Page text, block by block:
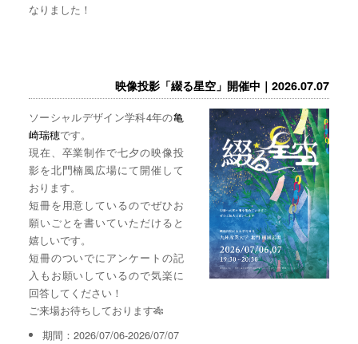
なりました！
映像投影「綴る星空」開催中｜2026.07.07
ソーシャルデザイン学科4年の亀
崎瑞穂です。
現在、卒業制作で七夕の映像投
影を北門楠風広場にて開催して
おります。
短冊を用意しているのでぜひお
願いごとを書いていただけると
嬉しいです。
短冊のついでにアンケートの記
入もお願いしているので気楽に
回答してください！
ご来場お待ちしております🎋
期間：2026/07/06-2026/07/07